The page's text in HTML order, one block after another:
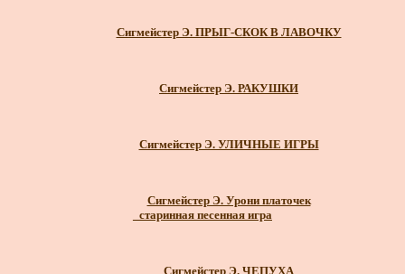
Сигмейстер Э. ПРЫГ-СКОК В ЛАВОЧКУ
Сигмейстер Э. РАКУШКИ
Сигмейстер Э. УЛИЧНЫЕ ИГРЫ
Сигмейстер Э. Урони платочек
_старинная песенная игра
Сигмейстер Э. ЧЕПУХА